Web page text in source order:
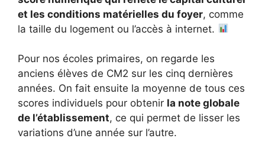
et les conditions matérielles du foyer, comme
la taille du logement ou l’accès à internet.
Pour nos écoles primaires, on regarde les
anciens élèves de CM2 sur les cinq dernières
années. On fait ensuite la moyenne de tous ces
scores individuels pour obtenir la note globale
de l’établissement, ce qui permet de lisser les
variations d’une année sur l’autre.